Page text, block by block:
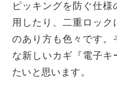
ピッキングを防ぐ仕
用したり、二重ロッ
のあり方も色々です。
な新しいカギ『電子キ
たいと思います。